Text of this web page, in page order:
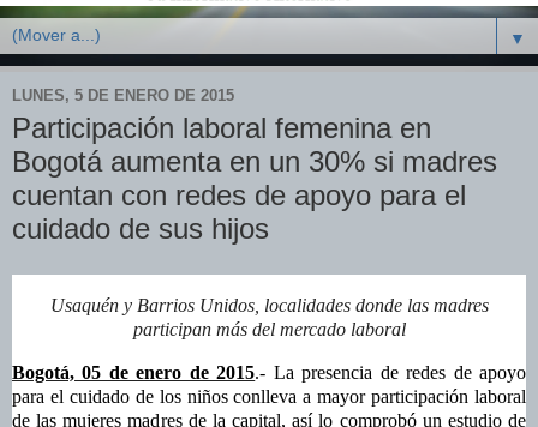
▼
LUNES, 5 DE ENERO DE 2015
Participación laboral femenina en
Bogotá aumenta en un 30% si madres
cuentan con redes de apoyo para el
cuidado de sus hijos
Usaquén y Barrios Unidos, localidades donde las madres
participan más del mercado laboral
Bogotá, 05 de enero de 2015.- La presencia de redes de apoyo
para el cuidado de los niños conlleva a mayor participación laboral
de las mujeres madres de la capital, así lo comprobó un estudio de